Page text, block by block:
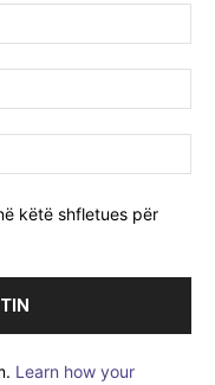
këtë shfletues për
Learn how your